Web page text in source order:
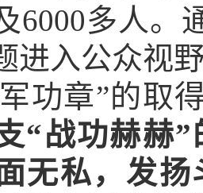
6000多人。
进入公众视
功章”的取
“战功赫赫
无私，发